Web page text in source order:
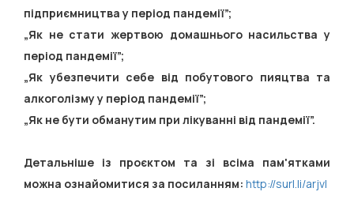
підприємництва у період пандемії”;
„Як не стати жертвою домашнього насильства у
період пандемії”;
„Як убезпечити себе від побутового пияцтва та
алкоголізму у період пандемії”;
„Як не бути обманутим при лікуванні від пандемії”.
Детальніше із проєктом та зі всіма пам'ятками
можна ознайомитися за посиланням: http://surl.li/arjvl